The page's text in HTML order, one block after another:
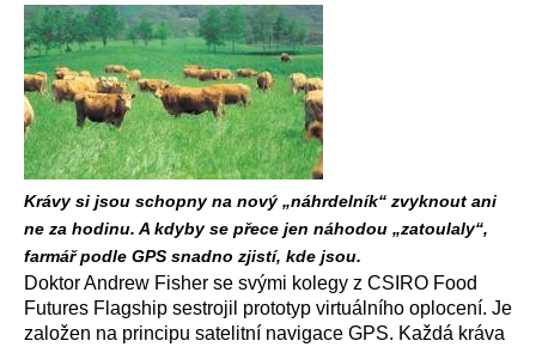
Krávy si jsou schopny na nový „náhrdelník“ zvyknout ani
ne za hodinu. A kdyby se přece jen náhodou „zatoulaly“,
farmář podle GPS snadno zjistí, kde jsou.
Doktor Andrew Fisher se svými kolegy z CSIRO Food
Futures Flagship sestrojil prototyp virtuálního oplocení. Je
založen na principu satelitní navigace GPS. Každá kráva